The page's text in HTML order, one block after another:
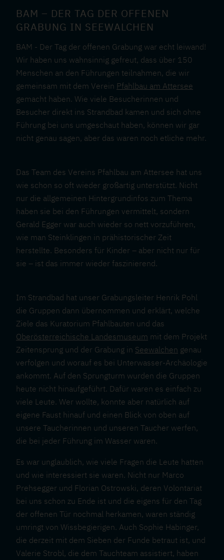
BAM – DER TAG DER OFFENEN
GRABUNG IN SEEWALCHEN
BAM - Der Tag der offenen Grabung war echt leiwand!
Wir haben uns wahnsinnig gefreut, dass über 150
Menschen an den Führungen teilnahmen, die wir
gemeinsam mit dem Verein Pfahlbau am Attersee
gemacht haben. Wie viele Besucherinnen und
Besucher direkt ins Strandbad kamen und sich ohne
Führung bei uns umgeschaut haben, können wir gar
nicht genau sagen, aber das waren noch etliche mehr.
Das Team des Vereins Pfahlbau am Attersee hat uns
wie schon so oft wieder großartig unterstützt. Nicht
nur die allgemeinen Hintergrundinfos zum Thema
haben sie bei den Führungen vermittelt, sondern
Gerald Egger war auch wieder so nett vorzuführen,
wie man Steinklingen in prähistorischer Zeit
herstellte. Besonders für Kinder – aber nicht nur für
sie – ist das immer wieder faszinierend.
Im Strandbad hat unser Grabungsleiter Henrik Pohl
die Gruppen dann übernommen und erklärt, welche
Ziele das Kuratorium Pfahlbauten und das
Oberösterreichische Landesmuseum mit dem Projekt
Zeitensprung und der Grabung in Seewalchen genau
verfolgen und worauf es bei Unterwasser-Archäologie
ankommt. Auf den Sprungturm wurden die Gruppen
heute nicht hinaufgeführt. Dafür waren es einfach zu
viele Leute. Wer wollte, konnte aber natürlich auf
eigene Faust hinauf und einen Blick von oben auf
unsere Taucherinnen und unseren Taucher werfen,
die bei jeder Führung im Wasser waren.
Es war unglaublich, wie viele Fragen die Leute hatten
und wie interessiert sie waren. Nicht nur Marco
Prehsegger und Florian Ostrowski, deren Volontariat
bei uns schon zu Ende ist und die eigens für den Tag
der offenen Tür nochmal herkamen, waren ständig
umringt von Wissbegierigen. Auch Sophie Habinger,
die derzeit mit dem Sieben der Funde betraut ist, und
Valerie Strobl, die dem Tauchteam assistiert, haben